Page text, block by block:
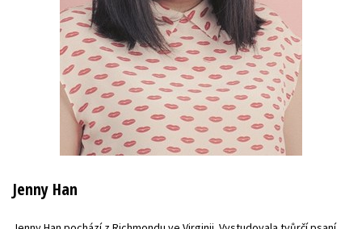
Jenny Han